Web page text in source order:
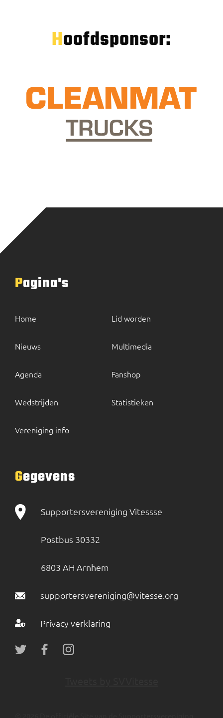
Hoofdsponsor:
Pagina's
Home
Nieuws
Agenda
Wedstrijden
Vereniging info
Lid worden
Multimedia
Fanshop
Statistieken
Gegevens
Supportersvereniging Vitessse
Postbus 30332
6803 AH Arnhem
supportersvereniging@vitesse.org
Privacy verklaring